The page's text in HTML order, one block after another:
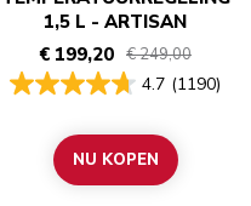
1,5 L - ARTISAN
€ 199,20 € 249,00
4.7 (1190)
NU KOPEN